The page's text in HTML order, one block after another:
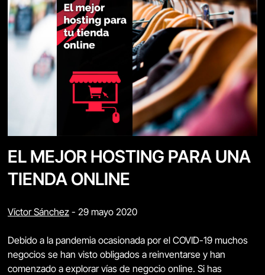
EL MEJOR HOSTING PARA UNA
TIENDA ONLINE
Víctor Sánchez - 29 mayo 2020
Debido a la pandemia ocasionada por el COVID-19 muchos
negocios se han visto obligados a reinventarse y han
comenzado a explorar vías de negocio online. Si has